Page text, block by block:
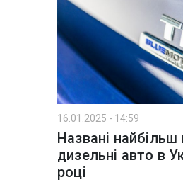
16.01.2025 - 14:59
Названі найбільш
дизельні авто в
році